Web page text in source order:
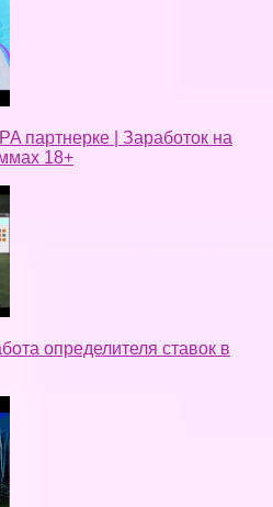
партнерке | Заработок на
18+
определителя ставок в